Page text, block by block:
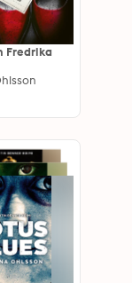
Fredrika